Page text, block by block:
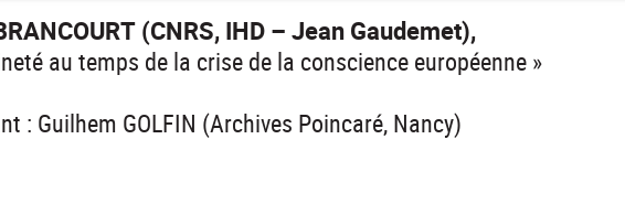
(CNRS, IHD – Jean Gaudemet),
au temps de la crise de la conscience européenne »
: Guilhem GOLFIN (Archives Poincaré, Nancy)